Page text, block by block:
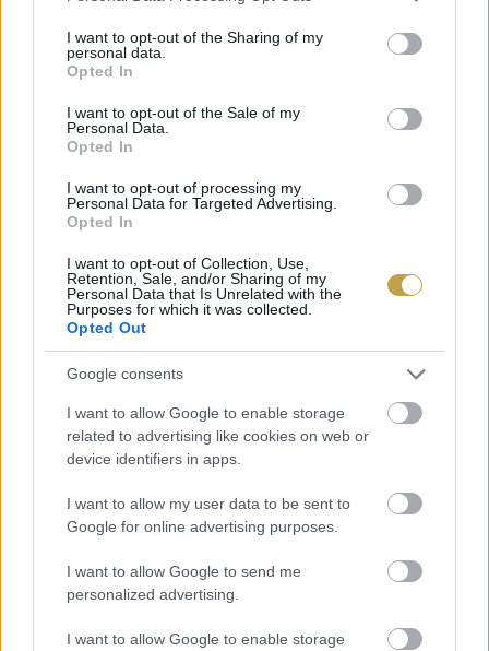
not limited to your visit or usage behaviour. You may click to
grant or deny consent to Google and its third-party tags to
use your data for below specified purposes in below Google
consent section.
I want to opt-out of the Sharing of my
personal data.
Opted In
I want to opt-out of the Sale of my
Personal Data.
Opted In
I want to opt-out of processing my
Personal Data for Targeted Advertising.
Opted In
I want to opt-out of Collection, Use,
Retention, Sale, and/or Sharing of my
Personal Data that Is Unrelated with the
Purposes for which it was collected.
Opted Out
Google consents
I want to allow Google to enable storage
related to advertising like cookies on web or
device identifiers in apps.
I want to allow my user data to be sent to
Google for online advertising purposes.
I want to allow Google to send me
personalized advertising.
I want to allow Google to enable storage
(Tuber magnatum) is neveznek. Szakértők szerint
kilónként akár 3500 eurót is adnak. (A
szarvasgomba jóval olcsóbb, de „megtévesztően”
hasonló helyettesítőjétebben a cikkben
mutattuk
Címlapfotó:Andrea Cairone/ Unsplash